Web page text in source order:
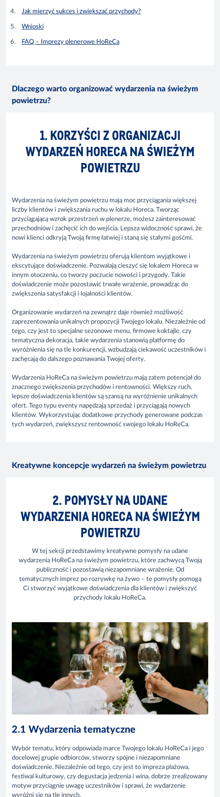
Jak mierzyć sukces i zwiększać przychody?
Wnioski
FAQ – Imprezy plenerowe HoReCa
Dlaczego warto organizować wydarzenia na świeżym
powietrzu?
1. KORZYŚCI Z ORGANIZACJI
WYDARZEŃ HORECA NA ŚWIEŻYM
POWIETRZU
Wydarzenia na świeżym powietrzu mają moc przyciągania większej
liczby klientów i zwiększania ruchu w lokalu Horeca. Tworząc
przyciągającą wzrok przestrzeń w plenerze, możesz zainteresować
przechodniów i zachęcić ich do wejścia. Lepsza widoczność sprawi, że
nowi klienci odkryją Twoją firmę łatwiej i staną się stałymi gośćmi.
Wydarzenia na świeżym powietrzu oferują klientom wyjątkowe i
ekscytujące doświadczenie. Pozwalają cieszyć się lokalem Horeca w
innym otoczeniu, co tworzy poczucie nowości i przygody. Takie
doświadczenie może pozostawić trwałe wrażenie, prowadząc do
zwiększenia satysfakcji i lojalności klientów.
Organizowanie wydarzeń na zewnątrz daje również możliwość
zaprezentowania unikalnych propozycji Twojego lokalu. Niezależnie od
tego, czy jest to specjalne sezonowe menu, firmowe koktajle, czy
tematyczna dekoracja, takie wydarzenia stanowią platformę do
wyróżnienia się na tle konkurencji, wzbudzają ciekawość uczestników i
zachęcają do dalszego poznawania Twojej oferty.
Wydarzenia HoReCa na świeżym powietrzu mają zatem potencjał do
znacznego zwiększenia przychodów i rentowności. Większy ruch,
lepsze doświadczenia klientów są szansą na wyróżnienie unikalnych
ofert. Tego typu eventy napędzają sprzedaż i przyciągają nowych
klientów. Wykorzystując dodatkowe przychody generowane podczas
tych wydarzeń, zwiększysz rentowność swojego lokalu HoReCa.
Kreatywne koncepcje wydarzeń na świeżym powietrzu
2. POMYSŁY NA UDANE
WYDARZENIA HORECA NA ŚWIEŻYM
POWIETRZU
W tej sekcji przedstawimy kreatywne pomysły na udane
wydarzenia HoReCa na świeżym powietrzu, które zachwycą Twoją
publiczność i pozostawią niezapomniane wrażenie. Od
tematycznych imprez po rozrywkę na żywo – te pomysły pomogą
Ci stworzyć wyjątkowe doświadczenia dla klientów i zwiększyć
przychody lokalu HoReCa.
2.1 Wydarzenia tematyczne
Wybór tematu, który odpowiada marce Twojego lokalu HoReCa i jego
docelowej grupie odbiorców, stworzy spójne i niezapomniane
doświadczenie. Niezależnie od tego, czy jest to impreza plażowa,
festiwal kulturowy, czy degustacja jedzenia i wina, dobrze zrealizowany
motyw przyciągnie uwagę uczestników i sprawi, że wydarzenie
wyróżni się na tle innych.